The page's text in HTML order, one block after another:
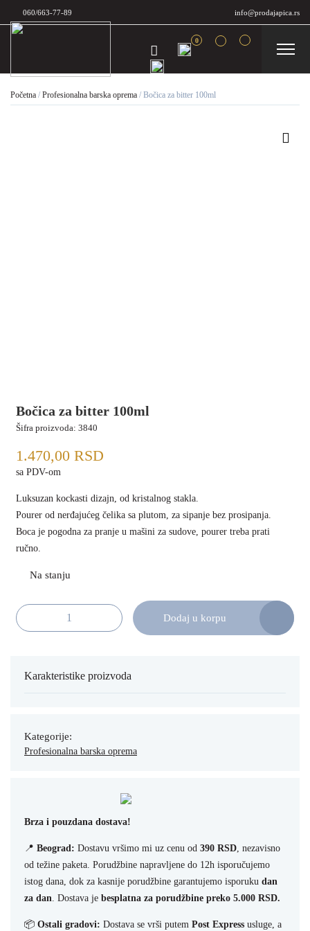
060/663-77-89 info@prodajapica.rs
0
Početna / Profesionalna barska oprema / Bočica za bitter 100ml
Bočica za bitter 100ml
Šifra proizvoda: 3840
1.470,00RSD
sa PDV-om
Luksuzan kockasti dizajn, od kristalnog stakla.
Pourer od nerđajućeg čelika sa plutom, za sipanje bez prosipanja.
Boca je pogodna za pranje u mašini za sudove, pourer treba prati
ručno.
Bočica za bitter 100ml količina Dodaj u korpu
Karakteristike proizvoda
Kategorije:
Profesionalna barska oprema
Brza i pouzdana dostava!
📍 Beograd: Dostavu vršimo mi uz cenu od 390 RSD, nezavisno
od težine paketa. Porudžbine napravljene do 12h isporučujemo
istog dana, dok za kasnije porudžbine garantujemo isporuku dan
za dan. Dostava je besplatna za porudžbine preko 5.000 RSD.
📦 Ostali gradovi: Dostava se vrši putem Post Express usluge, a